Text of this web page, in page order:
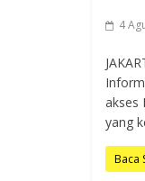
4
akses
yang
Baca